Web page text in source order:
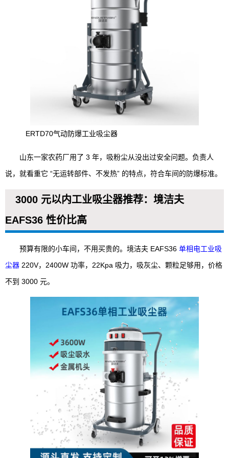
ERTD70气动防爆工业吸尘器
山东一家农药厂用了 3 年，吸粉尘从没出过安全问题。负责人
说，就看重它 “无运转部件、不发热” 的特点，符合车间的防爆标准。
3000 元以内工业吸尘器推荐：境洁夫
EAFS36 性价比高
预算有限的小车间，不用买贵的。境洁夫 EAFS36 单相电工业吸
尘器 220V，2400W 功率，22Kpa 吸力，吸灰尘、颗粒足够用，价格
不到 3000 元。